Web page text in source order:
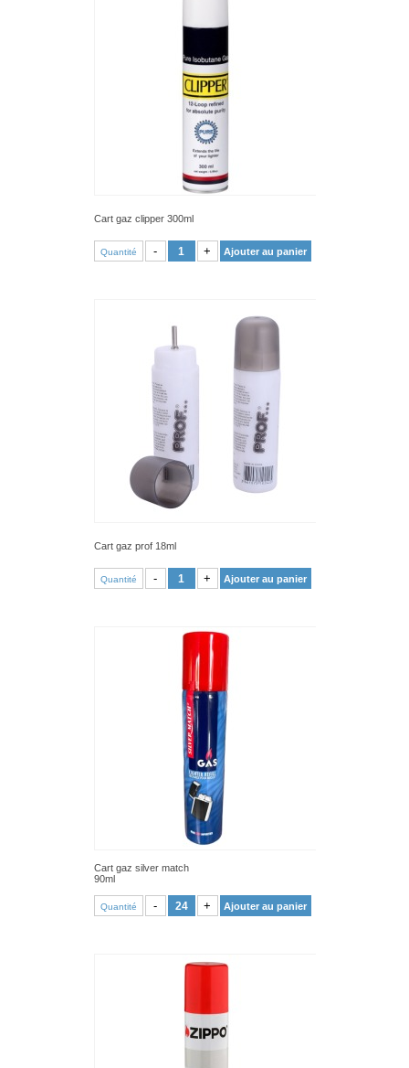
Cart gaz clipper 300ml
Quantité - + Ajouter au panier
Cart gaz prof 18ml
Quantité - + Ajouter au panier
Cart gaz silver match
90ml
Quantité - + Ajouter au panier